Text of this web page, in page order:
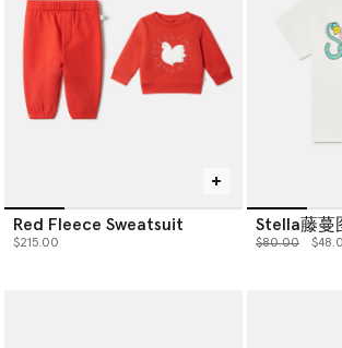
Red Fleece Sweatsuit
$215.00
Stella藤蔓
价格从
$80.00下降至